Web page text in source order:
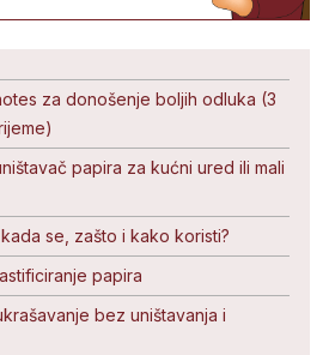
za donošenje boljih odluka (3
papira za kućni ured ili mali
se, zašto i kako koristi?
papira
bez uništavanja i